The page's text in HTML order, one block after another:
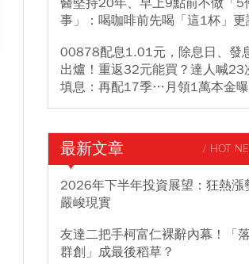
醫堅持20年、早上9點前不做「5
事」：喝咖啡前先喝「這1杯」更
00878配息1.01元，除息日、發
出爐！重返32元能買？達人喊23
填息：再配17季…月領1萬本金
最新文章 / HOT
2026年下半年投資展望：狂熱漲
嚴峻現實
友達二把手柯富仁裸辭內幕！「
群創」成最後稻草？